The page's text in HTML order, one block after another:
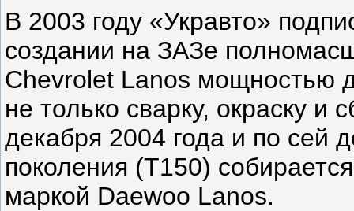
В 2003 году «Укравто»
создании на ЗАЗе
Chevrolet Lanos мощностью
не только сварку, окраску и
декабря 2004 года и по сей
поколения (T150)
маркой Daewoo Lanos.